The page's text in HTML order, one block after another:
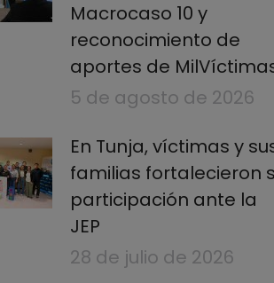
Macrocaso 10 y
reconocimiento de
aportes de
5 de agosto de 2026
En Tunja, víctimas y
familias fortalecieron
participación ante la
JEP
28 de julio de 2026